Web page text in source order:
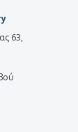
63,